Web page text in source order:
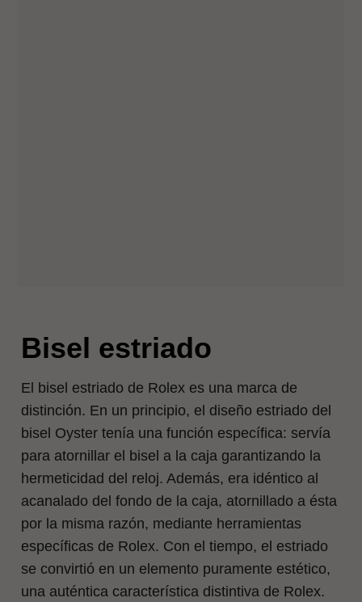
Bisel estriado
El bisel estriado de Rolex es una marca de
distinción. En un principio, el diseño estriado del
bisel Oyster tenía una función específica: servía
para atornillar el bisel a la caja garantizando la
hermeticidad del reloj. Además, era idéntico al
acanalado del fondo de la caja, atornillado a ésta
por la misma razón, mediante herramientas
específicas de Rolex. Con el tiempo, el estriado
se convirtió en un elemento puramente estético,
una auténtica característica distintiva de Rolex.